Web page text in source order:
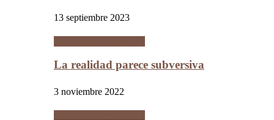
13 septiembre 2023
La realidad parece subversiva
3 noviembre 2022